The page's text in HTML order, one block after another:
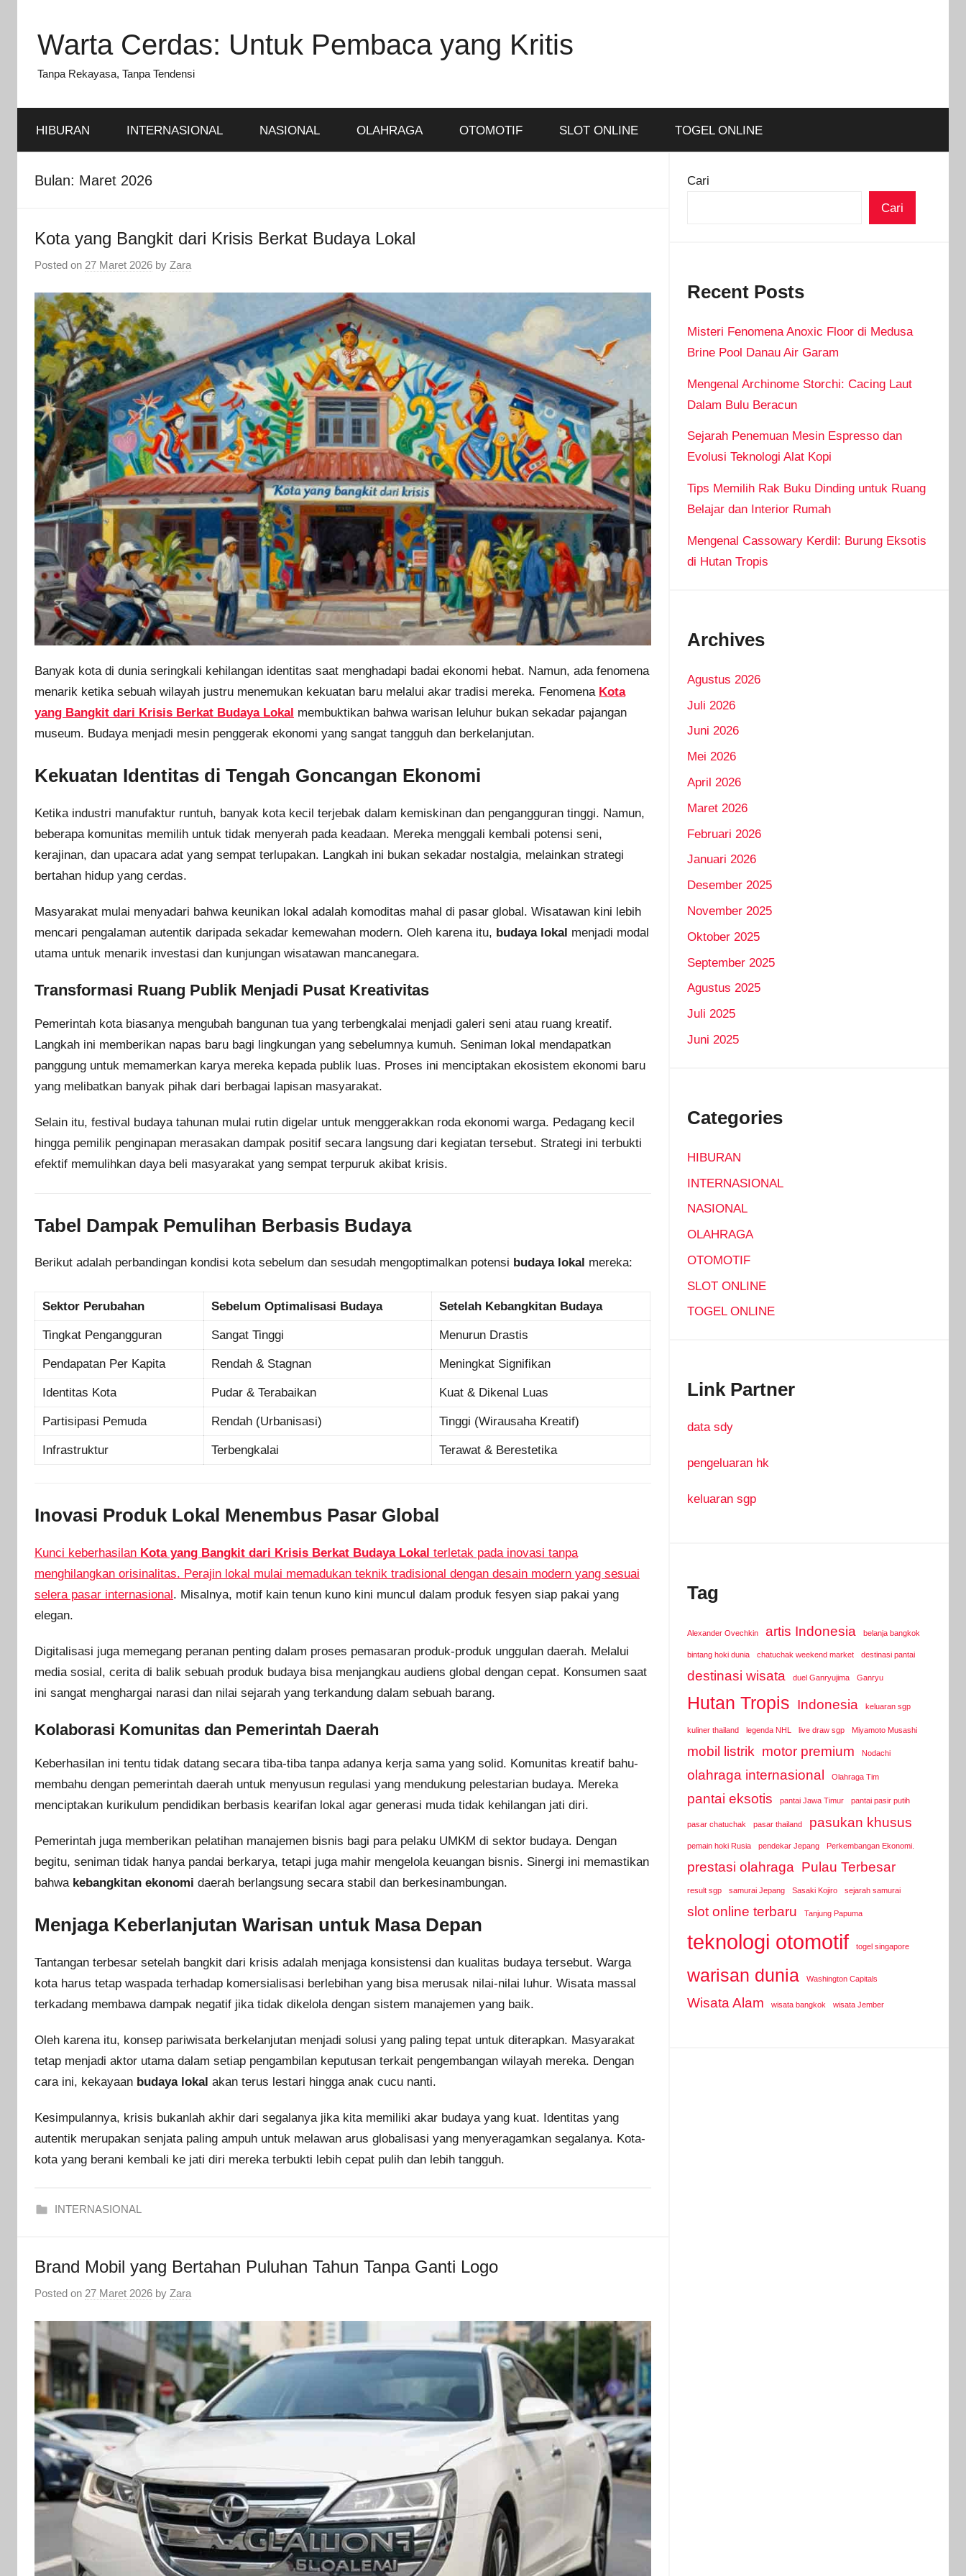
content
Warta Cerdas: Untuk Pembaca yang Kritis
Tanpa Rekayasa, Tanpa Tendensi
HIBURAN INTERNASIONAL NASIONAL OLAHRAGA OTOMOTIF SLOT ONLINE TOGEL ONLINE
Bulan: Maret 2026
Kota yang Bangkit dari Krisis Berkat Budaya Lokal
Posted on 27 Maret 2026 by Zara
Banyak kota di dunia seringkali kehilangan identitas saat menghadapi badai ekonomi hebat. Namun, ada fenomena
menarik ketika sebuah wilayah justru menemukan kekuatan baru melalui akar tradisi mereka. Fenomena Kota
yang Bangkit dari Krisis Berkat Budaya Lokal membuktikan bahwa warisan leluhur bukan sekadar pajangan
museum. Budaya menjadi mesin penggerak ekonomi yang sangat tangguh dan berkelanjutan.
Kekuatan Identitas di Tengah Goncangan Ekonomi
Ketika industri manufaktur runtuh, banyak kota kecil terjebak dalam kemiskinan dan pengangguran tinggi. Namun,
beberapa komunitas memilih untuk tidak menyerah pada keadaan. Mereka menggali kembali potensi seni,
kerajinan, dan upacara adat yang sempat terlupakan. Langkah ini bukan sekadar nostalgia, melainkan strategi
bertahan hidup yang cerdas.
Masyarakat mulai menyadari bahwa keunikan lokal adalah komoditas mahal di pasar global. Wisatawan kini lebih
mencari pengalaman autentik daripada sekadar kemewahan modern. Oleh karena itu, budaya lokal menjadi modal
utama untuk menarik investasi dan kunjungan wisatawan mancanegara.
Transformasi Ruang Publik Menjadi Pusat Kreativitas
Pemerintah kota biasanya mengubah bangunan tua yang terbengkalai menjadi galeri seni atau ruang kreatif.
Langkah ini memberikan napas baru bagi lingkungan yang sebelumnya kumuh. Seniman lokal mendapatkan
panggung untuk memamerkan karya mereka kepada publik luas. Proses ini menciptakan ekosistem ekonomi baru
yang melibatkan banyak pihak dari berbagai lapisan masyarakat.
Selain itu, festival budaya tahunan mulai rutin digelar untuk menggerakkan roda ekonomi warga. Pedagang kecil
hingga pemilik penginapan merasakan dampak positif secara langsung dari kegiatan tersebut. Strategi ini terbukti
efektif memulihkan daya beli masyarakat yang sempat terpuruk akibat krisis.
Tabel Dampak Pemulihan Berbasis Budaya
Berikut adalah perbandingan kondisi kota sebelum dan sesudah mengoptimalkan potensi budaya lokal mereka:
Sektor Perubahan Sebelum Optimalisasi Budaya Setelah Kebangkitan Budaya
Tingkat Pengangguran Sangat Tinggi Menurun Drastis
Pendapatan Per Kapita Rendah & Stagnan Meningkat Signifikan
Identitas Kota Pudar & Terabaikan Kuat & Dikenal Luas
Partisipasi Pemuda Rendah (Urbanisasi) Tinggi (Wirausaha Kreatif)
Infrastruktur Terbengkalai Terawat & Berestetika
Inovasi Produk Lokal Menembus Pasar Global
Kunci keberhasilan Kota yang Bangkit dari Krisis Berkat Budaya Lokal terletak pada inovasi tanpa
menghilangkan orisinalitas. Perajin lokal mulai memadukan teknik tradisional dengan desain modern yang sesuai
selera pasar internasional. Misalnya, motif kain tenun kuno kini muncul dalam produk fesyen siap pakai yang
elegan.
Digitalisasi juga memegang peranan penting dalam proses pemasaran produk-produk unggulan daerah. Melalui
media sosial, cerita di balik sebuah produk budaya bisa menjangkau audiens global dengan cepat. Konsumen saat
ini sangat menghargai narasi dan nilai sejarah yang terkandung dalam sebuah barang.
Kolaborasi Komunitas dan Pemerintah Daerah
Keberhasilan ini tentu tidak datang secara tiba-tiba tanpa adanya kerja sama yang solid. Komunitas kreatif bahu-
membahu dengan pemerintah daerah untuk menyusun regulasi yang mendukung pelestarian budaya. Mereka
menciptakan kurikulum pendidikan berbasis kearifan lokal agar generasi muda tidak kehilangan jati diri.
Pemerintah juga memberikan pelatihan manajemen bisnis bagi para pelaku UMKM di sektor budaya. Dengan
begitu, seniman tidak hanya pandai berkarya, tetapi juga mahir mengelola keuangan bisnis. Sinergi ini memastikan
bahwa kebangkitan ekonomi daerah berlangsung secara stabil dan berkesinambungan.
Menjaga Keberlanjutan Warisan untuk Masa Depan
Tantangan terbesar setelah bangkit dari krisis adalah menjaga konsistensi dan kualitas budaya tersebut. Warga
kota harus tetap waspada terhadap komersialisasi berlebihan yang bisa merusak nilai-nilai luhur. Wisata massal
terkadang membawa dampak negatif jika tidak dikelola dengan sistem manajemen yang baik.
Oleh karena itu, konsep pariwisata berkelanjutan menjadi solusi yang paling tepat untuk diterapkan. Masyarakat
tetap menjadi aktor utama dalam setiap pengambilan keputusan terkait pengembangan wilayah mereka. Dengan
cara ini, kekayaan budaya lokal akan terus lestari hingga anak cucu nanti.
Kesimpulannya, krisis bukanlah akhir dari segalanya jika kita memiliki akar budaya yang kuat. Identitas yang
autentik merupakan senjata paling ampuh untuk melawan arus globalisasi yang menyeragamkan segalanya. Kota-
kota yang berani kembali ke jati diri mereka terbukti lebih cepat pulih dan lebih tangguh.
INTERNASIONAL
Brand Mobil yang Bertahan Puluhan Tahun Tanpa Ganti Logo
Posted on 27 Maret 2026 by Zara
Cari
Cari
Recent Posts
Misteri Fenomena Anoxic Floor di Medusa
Brine Pool Danau Air Garam
Mengenal Archinome Storchi: Cacing Laut
Dalam Bulu Beracun
Sejarah Penemuan Mesin Espresso dan
Evolusi Teknologi Alat Kopi
Tips Memilih Rak Buku Dinding untuk Ruang
Belajar dan Interior Rumah
Mengenal Cassowary Kerdil: Burung Eksotis
di Hutan Tropis
Archives
Agustus 2026
Juli 2026
Juni 2026
Mei 2026
April 2026
Maret 2026
Februari 2026
Januari 2026
Desember 2025
November 2025
Oktober 2025
September 2025
Agustus 2025
Juli 2025
Juni 2025
Categories
HIBURAN
INTERNASIONAL
NASIONAL
OLAHRAGA
OTOMOTIF
SLOT ONLINE
TOGEL ONLINE
Link Partner
data sdy
pengeluaran hk
keluaran sgp
Tag
Alexander Ovechkin artis Indonesia belanja bangkok
bintang hoki dunia chatuchak weekend market destinasi pantai
destinasi wisata duel Ganryujima Ganryu
Hutan Tropis Indonesia keluaran sgp
kuliner thailand legenda NHL live draw sgp Miyamoto Musashi
mobil listrik motor premium Nodachi
olahraga internasional Olahraga Tim
pantai eksotis pantai Jawa Timur pantai pasir putih
pasar chatuchak pasar thailand pasukan khusus
pemain hoki Rusia pendekar Jepang Perkembangan Ekonomi.
prestasi olahraga Pulau Terbesar
result sgp samurai Jepang Sasaki Kojiro sejarah samurai
slot online terbaru Tanjung Papuma
teknologi otomotif togel singapore
warisan dunia Washington Capitals
Wisata Alam wisata bangkok wisata Jember